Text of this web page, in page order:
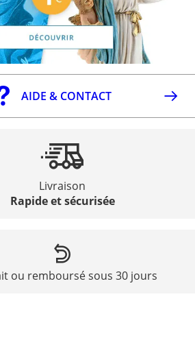
AIDE & CONTACT
Livraison
Rapide et sécurisée
ou remboursé sous 30 jours